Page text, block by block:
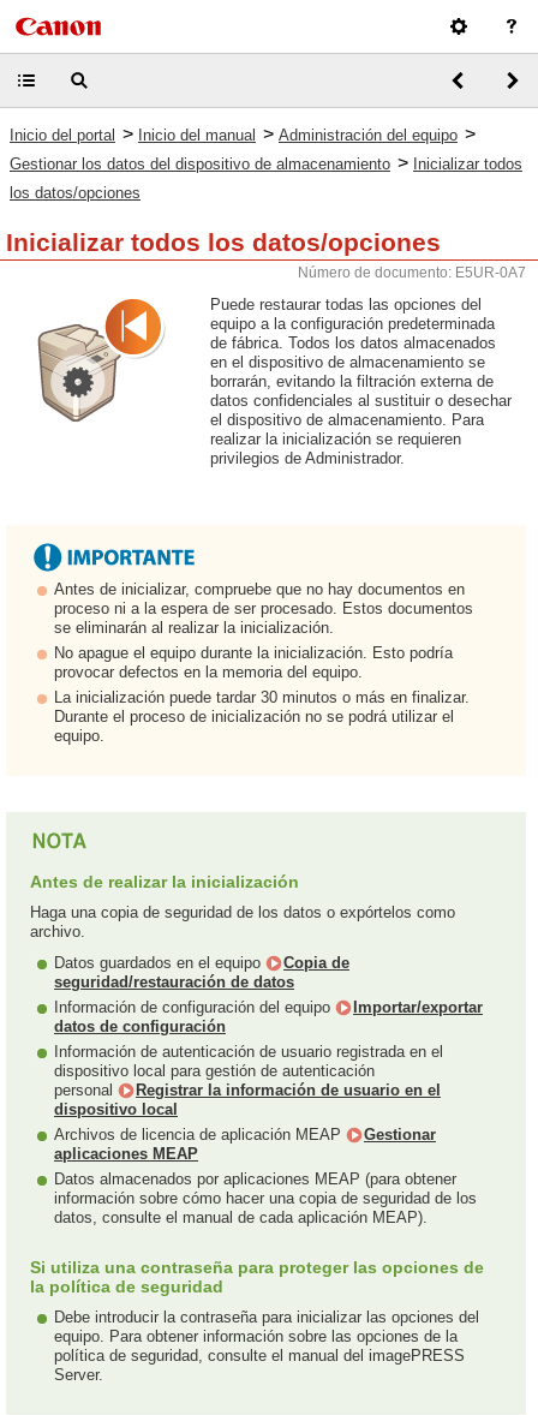
Inicio del portal > Inicio del manual > Administración del equipo >
Gestionar los datos del dispositivo de almacenamiento > Inicializar todos
los datos/opciones
Inicializar todos los datos/opciones
Número de documento: E5UR-0A7
Puede restaurar todas las opciones del
equipo a la configuración predeterminada
de fábrica. Todos los datos almacenados
en el dispositivo de almacenamiento se
borrarán, evitando la filtración externa de
datos confidenciales al sustituir o desechar
el dispositivo de almacenamiento. Para
realizar la inicialización se requieren
privilegios de Administrador.
Antes de inicializar, compruebe que no hay documentos en
proceso ni a la espera de ser procesado. Estos documentos
se eliminarán al realizar la inicialización.
No apague el equipo durante la inicialización. Esto podría
provocar defectos en la memoria del equipo.
La inicialización puede tardar 30 minutos o más en finalizar.
Durante el proceso de inicialización no se podrá utilizar el
equipo.
Antes de realizar la inicialización
Haga una copia de seguridad de los datos o expórtelos como
archivo.
Datos guardados en el equipo
Copia de
seguridad/restauración de datos
Información de configuración del equipo
Importar/exportar
datos de configuración
Información de autenticación de usuario registrada en el
dispositivo local para gestión de autenticación
personal
Registrar la información de usuario en el
dispositivo local
Archivos de licencia de aplicación MEAP
Gestionar
aplicaciones MEAP
Datos almacenados por aplicaciones MEAP (para obtener
información sobre cómo hacer una copia de seguridad de los
datos, consulte el manual de cada aplicación MEAP).
Si utiliza una contraseña para proteger las opciones de
la política de seguridad
Debe introducir la contraseña para inicializar las opciones del
equipo. Para obtener información sobre las opciones de la
política de seguridad, consulte el manual del imagePRESS
Server.